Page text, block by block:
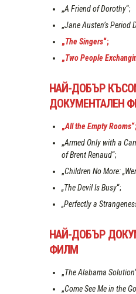
„A Friend of Dorothy“;
„Jane Austen’s Period
„The Singers“;
„Two People
НАЙ-ДОБЪР
ДОКУМЕНТАЛЕН
„All the Empty Rooms“;
„Armed Only with a
of Brent Renaud“;
„Children No More:
„The Devil Is Busy“;
„Perfectly a
НАЙ-ДОБЪР
ФИЛМ
„The Alabama Solution
„Come See Me in the